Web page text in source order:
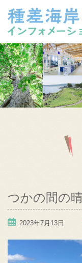
つかの間の
2023年7月13日